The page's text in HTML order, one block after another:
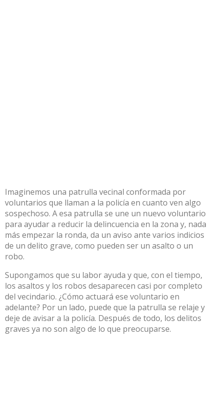
Imaginemos una patrulla vecinal conformada por
voluntarios que llaman a la policía en cuanto ven algo
sospechoso. A esa patrulla se une un nuevo voluntario
para ayudar a reducir la delincuencia en la zona y, nada
más empezar la ronda, da un aviso ante varios indicios
de un delito grave, como pueden ser un asalto o un
robo.
Supongamos que su labor ayuda y que, con el tiempo,
los asaltos y los robos desaparecen casi por completo
del vecindario. ¿Cómo actuará ese voluntario en
adelante? Por un lado, puede que la patrulla se relaje y
deje de avisar a la policía. Después de todo, los delitos
graves ya no son algo de lo que preocuparse.